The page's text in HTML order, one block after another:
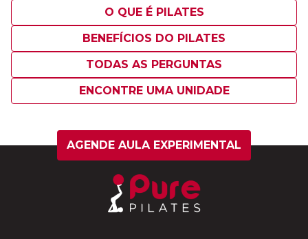
O QUE É PILATES
BENEFÍCIOS DO PILATES
TODAS AS PERGUNTAS
ENCONTRE UMA UNIDADE
AGENDE AULA EXPERIMENTAL